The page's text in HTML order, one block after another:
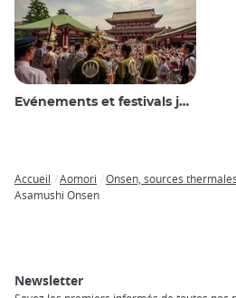
Evénements et festivals japonais
Breadcrumb
Accueil Aomori
Onsen, sources
Asamushi Onsen
Newsletter